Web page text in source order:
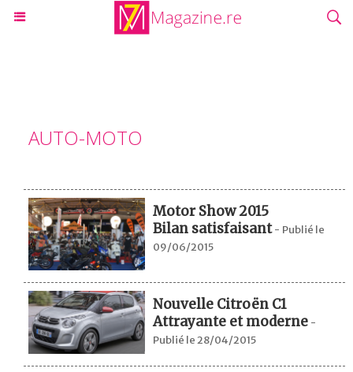
AUTO-MOTO
Motor Show 2015
Bilan satisfaisant - Publié le
09/06/2015
Nouvelle Citroën C1
Attrayante et moderne -
Publié le 28/04/2015